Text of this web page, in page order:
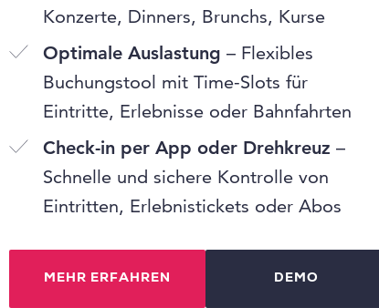
Konzerte, Dinners, Brunchs, Kurse
Optimale Auslastung – Flexibles
Buchungstool mit Time-Slots für
Eintritte, Erlebnisse oder Bahnfahrten
Check-in per App oder Drehkreuz –
Schnelle und sichere Kontrolle von
Eintritten, Erlebnistickets oder Abos
MEHR ERFAHREN DEMO